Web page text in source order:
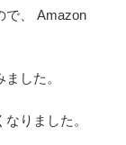
で、 Amazon
した。
りました。